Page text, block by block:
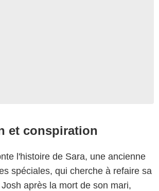
et conspiration
l'histoire de Sara, une ancienne
spéciales, qui cherche à refaire sa
après la mort de son mari,